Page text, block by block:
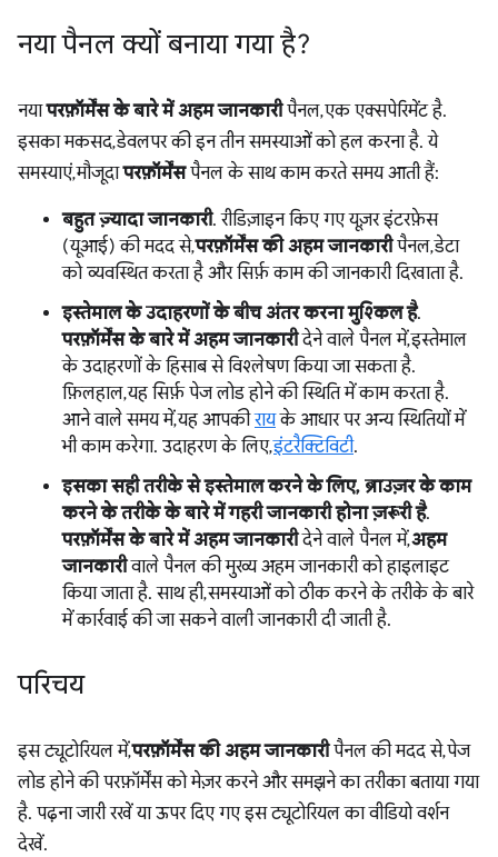
नया पैनल क्यों बनाया गया है?
नयापरफ़ॉर्मेंस के बारे में अहम जानकारीपैनल, एक एक्सपेरिमेंट है.
इसका मकसद, डेवलपर की इन तीन समस्याओं को हल करना है. ये
समस्याएं, मौजूदापरफ़ॉर्मेंसपैनल के साथ काम करते समय आती हैं:
बहुत ज़्यादा जानकारी. रीडिज़ाइन किए गए यूज़र इंटरफ़ेस
(यूआई) की मदद से,परफ़ॉर्मेंस की अहम जानकारीपैनल, डेटा
को व्यवस्थित करता है और सिर्फ़ काम की जानकारी दिखाता है.
इस्तेमाल के उदाहरणों के बीच अंतर करना मुश्किल है.
परफ़ॉर्मेंस के बारे में अहम जानकारीदेने वाले पैनल में, इस्तेमाल
के उदाहरणों के हिसाब से विश्लेषण किया जा सकता है.
फ़िलहाल, यह सिर्फ़ पेज लोड होने की स्थिति में काम करता है.
आने वाले समय में, यह आपकीरायके आधार पर अन्य स्थितियों में
भी काम करेगा. उदाहरण के लिए,इंटरैक्टिविटी.
इसका सही तरीके से इस्तेमाल करने के लिए, ब्राउज़र के काम
करने के तरीके के बारे में गहरी जानकारी होना ज़रूरी है.
परफ़ॉर्मेंस के बारे में अहम जानकारीदेने वाले पैनल में,अहम
जानकारीवाले पैनल की मुख्य अहम जानकारी को हाइलाइट
किया जाता है. साथ ही, समस्याओं को ठीक करने के तरीके के बारे
में कार्रवाई की जा सकने वाली जानकारी दी जाती है.
परिचय
इस ट्यूटोरियल में,परफ़ॉर्मेंस की अहम जानकारीपैनल की मदद से, पेज
लोड होने की परफ़ॉर्मेंस को मेज़र करने और समझने का तरीका बताया गया
है. पढ़ना जारी रखें या ऊपर दिए गए इस ट्यूटोरियल का वीडियो वर्शन
देखें.